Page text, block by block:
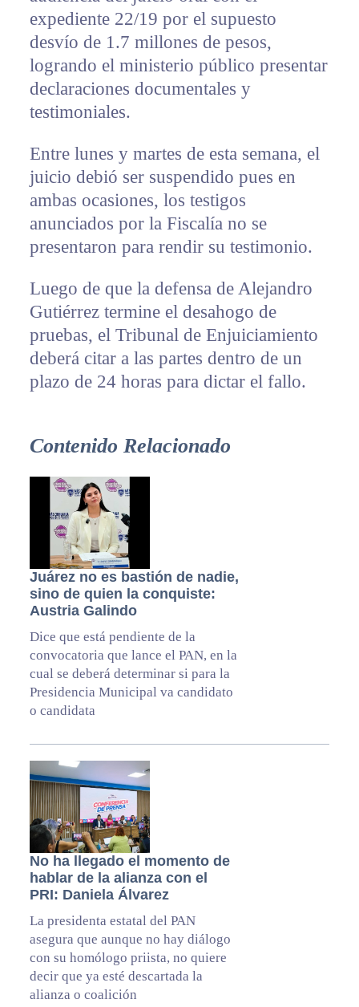
expediente 22/19 por el supuesto
desvío de 1.7 millones de pesos,
logrando el ministerio público presentar
declaraciones documentales y
testimoniales.
Entre lunes y martes de esta semana, el
juicio debió ser suspendido pues en
ambas ocasiones, los testigos
anunciados por la Fiscalía no se
presentaron para rendir su testimonio.
Luego de que la defensa de Alejandro
Gutiérrez termine el desahogo de
pruebas, el Tribunal de Enjuiciamiento
deberá citar a las partes dentro de un
plazo de 24 horas para dictar el fallo.
Contenido Relacionado
Juárez no es bastión de nadie,
sino de quien la conquiste:
Austria Galindo
Dice que está pendiente de la
convocatoria que lance el PAN, en la
cual se deberá determinar si para la
Presidencia Municipal va candidato
o candidata
No ha llegado el momento de
hablar de la alianza con el
PRI: Daniela Álvarez
La presidenta estatal del PAN
asegura que aunque no hay diálogo
con su homólogo priista, no quiere
decir que ya esté descartada la
alianza o coalición